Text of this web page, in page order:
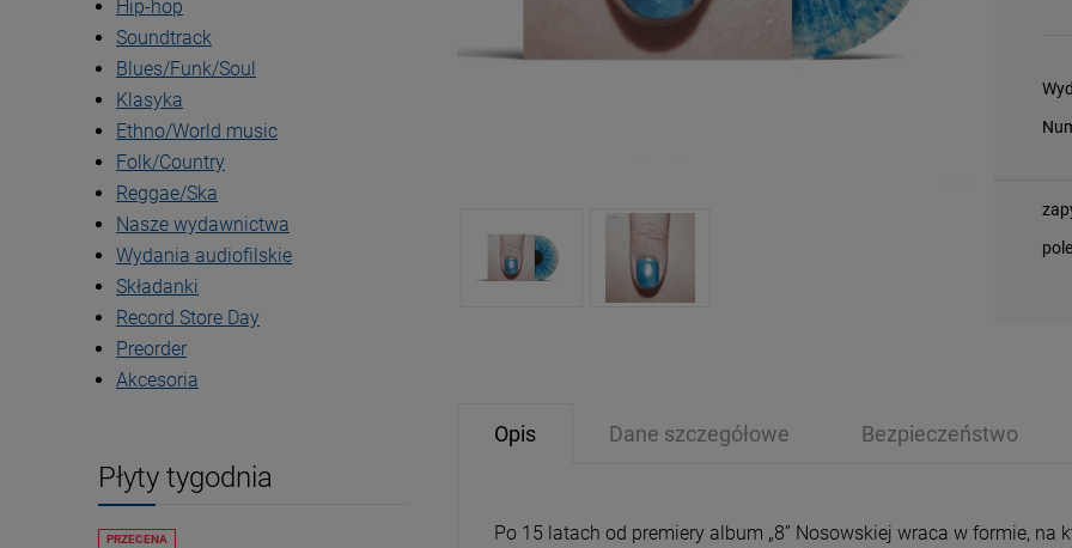
Hip-hop
Soundtrack
Blues/Funk/Soul
Klasyka
Ethno/World music
Folk/Country
Reggae/Ska
Nasze wydawnictwa
Wydania audiofilskie
Składanki
Record Store Day
Preorder
Akcesoria
Płyty tygodnia
PRZECENA PRZECENA
Opis Dane szczegółowe Bezpieczeństwo
Po 15 latach od premiery album „8” Nosowskiej wraca w formie, na